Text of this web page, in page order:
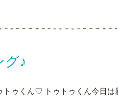
グ♪
トゥくん♡ トゥトゥくん今日